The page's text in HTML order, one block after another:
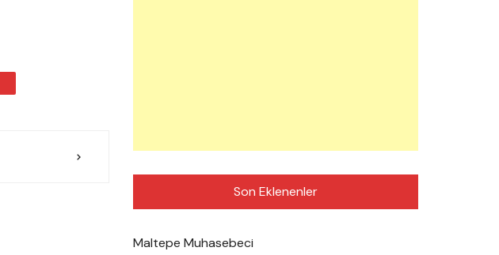
Son Eklenenler
Maltepe Muhasebeci